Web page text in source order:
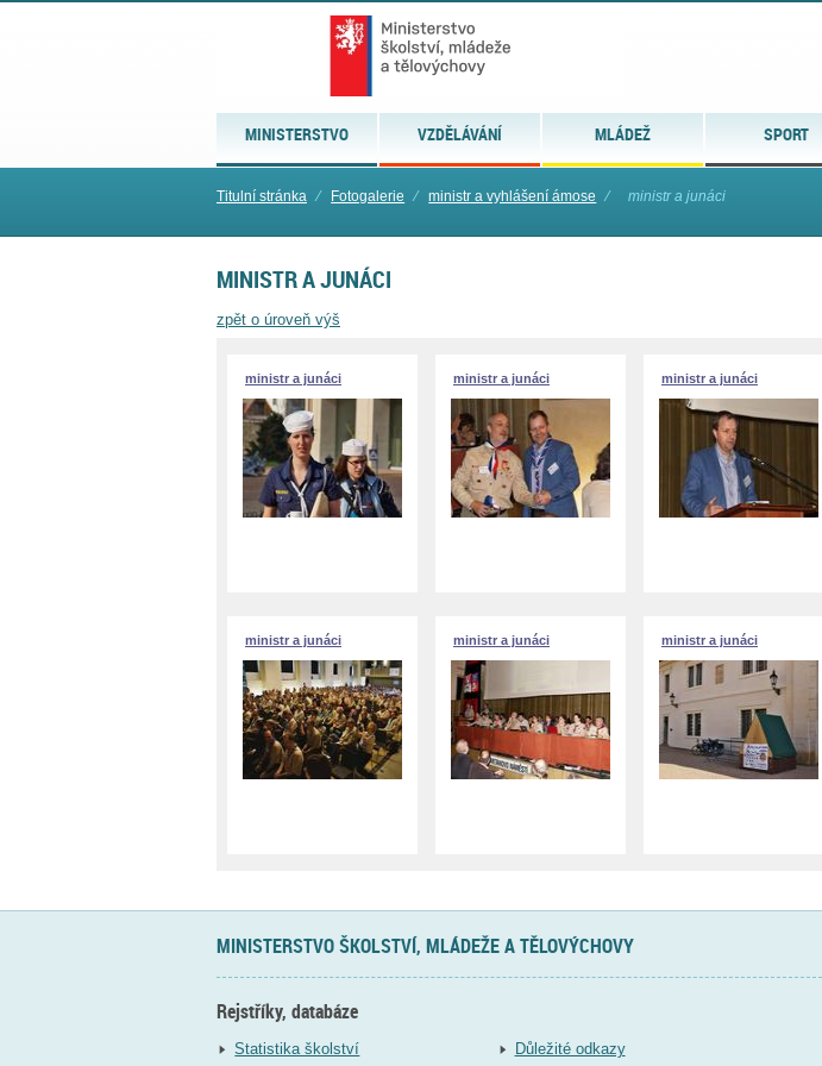
MINISTERSTVO VZDĚLÁVÁNÍ MLÁDEŽ SPORT
Titulní stránka ⁄ Fotogalerie ⁄ ministr a vyhlášení ámose ⁄ ministr a junáci
MINISTR A JUNÁCI
zpět o úroveň výš
ministr a junáci ministr a junáci ministr a junáci
ministr a junáci ministr a junáci ministr a junáci
MINISTERSTVO ŠKOLSTVÍ, MLÁDEŽE A TĚLOVÝCHOVY
Rejstříky, databáze
Statistika školství Důležité odkazy